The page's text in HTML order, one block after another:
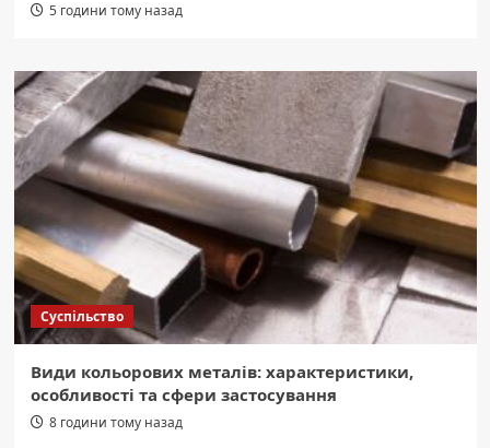
5 години тому назад
Суспільство
Види кольорових металів: характеристики,
особливості та сфери застосування
8 години тому назад